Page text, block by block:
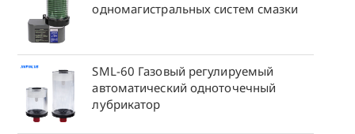
одномагистральных систем смазки
SML-60 Газовый регулируемый
автоматический одноточечный
лубрикатор